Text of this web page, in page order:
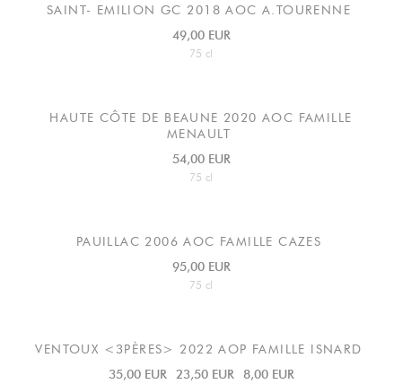
SAINT- EMILION GC 2018 AOC A.TOURENNE
49,00 EUR
75 cl
HAUTE CÔTE DE BEAUNE 2020 AOC FAMILLE
MENAULT
54,00 EUR
75 cl
PAUILLAC 2006 AOC FAMILLE CAZES
95,00 EUR
75 cl
VENTOUX <3PÈRES> 2022 AOP FAMILLE ISNARD
35,00 EUR 23,50 EUR 8,00 EUR